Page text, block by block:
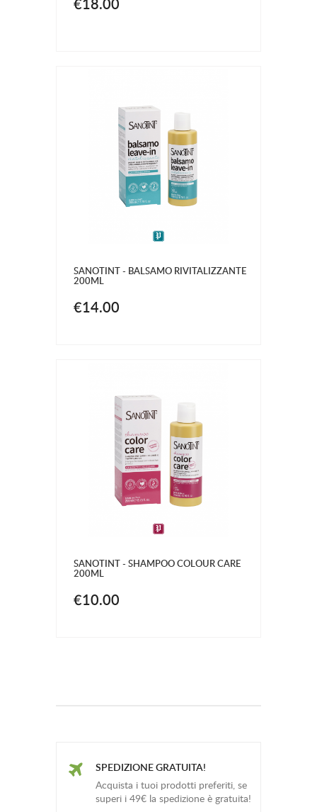
SANOTINT - BALSAMO RIVITALIZZANTE
200ML
€14.00
SANOTINT - SHAMPOO COLOUR CARE
200ML
€10.00
SPEDIZIONE GRATUITA!
Acquista i tuoi prodotti preferiti, se
superi i 49€ la spedizione è gratuita!